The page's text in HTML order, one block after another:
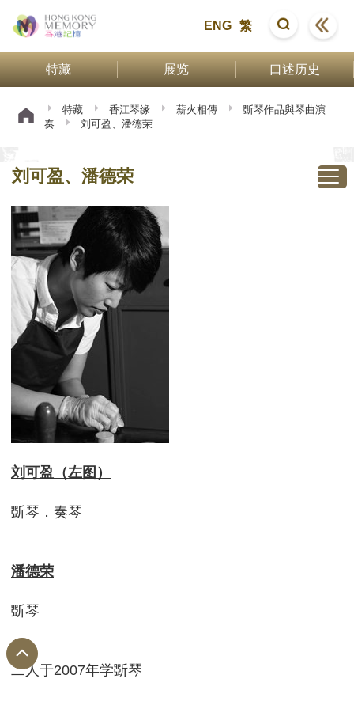
ENG 繁
特藏 展览 口述历史
特藏 香江琴缘 薪火相傳
斲琴作品與琴曲演
奏
刘可盈、潘德荣
刘可盈、潘德荣
刘可盈（左图）
斲琴．奏琴
潘德荣
斲琴
二人于2007年学斲琴